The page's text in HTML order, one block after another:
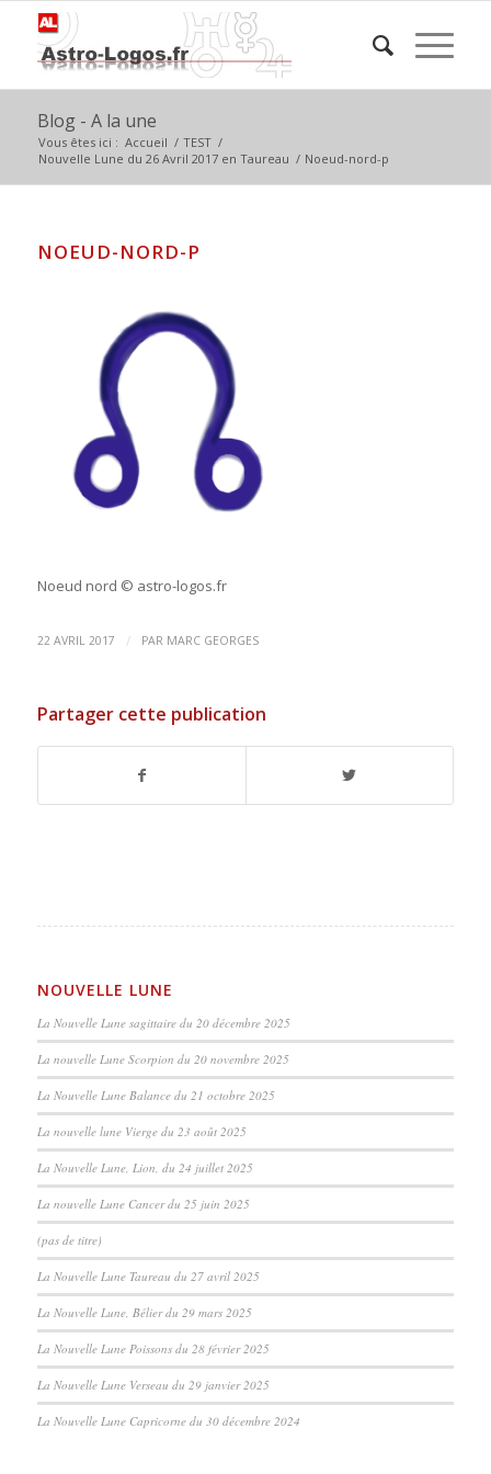
Blog - A la une
Vous êtes ici : Accueil / TEST /
Nouvelle Lune du 26 Avril 2017 en Taureau / Noeud-nord-p
NOEUD-NORD-P
Noeud nord © astro-logos.fr
22 AVRIL 2017 / PAR MARC GEORGES
Partager cette publication
NOUVELLE LUNE
La Nouvelle Lune sagittaire du 20 décembre 2025
La nouvelle Lune Scorpion du 20 novembre 2025
La Nouvelle Lune Balance du 21 octobre 2025
La nouvelle lune Vierge du 23 août 2025
La Nouvelle Lune, Lion, du 24 juillet 2025
La nouvelle Lune Cancer du 25 juin 2025
(pas de titre)
La Nouvelle Lune Taureau du 27 avril 2025
La Nouvelle Lune, Bélier du 29 mars 2025
La Nouvelle Lune Poissons du 28 février 2025
La Nouvelle Lune Verseau du 29 janvier 2025
La Nouvelle Lune Capricorne du 30 décembre 2024